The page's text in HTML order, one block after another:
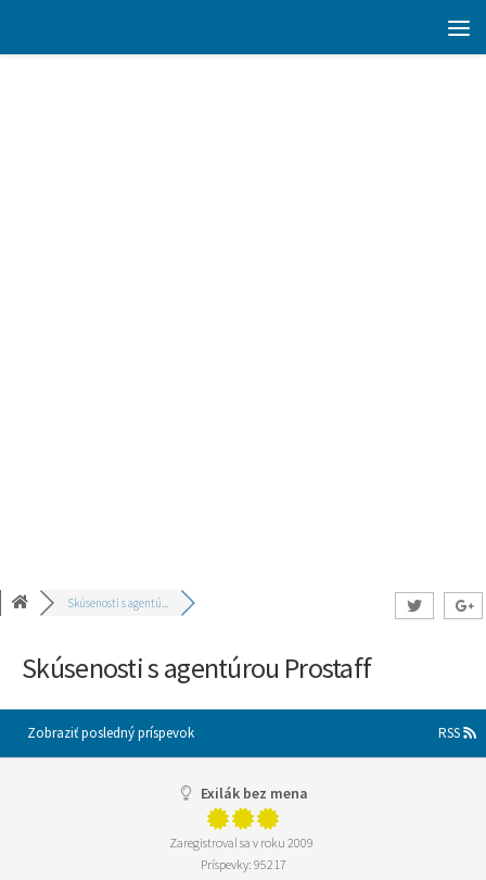
Skúsenosti s agentú...
Skúsenosti s agentúrou Prostaff
Zobraziť posledný príspevok RSS
Exilák bez mena
Zaregistroval sa v roku 2009
Príspevky: 95217